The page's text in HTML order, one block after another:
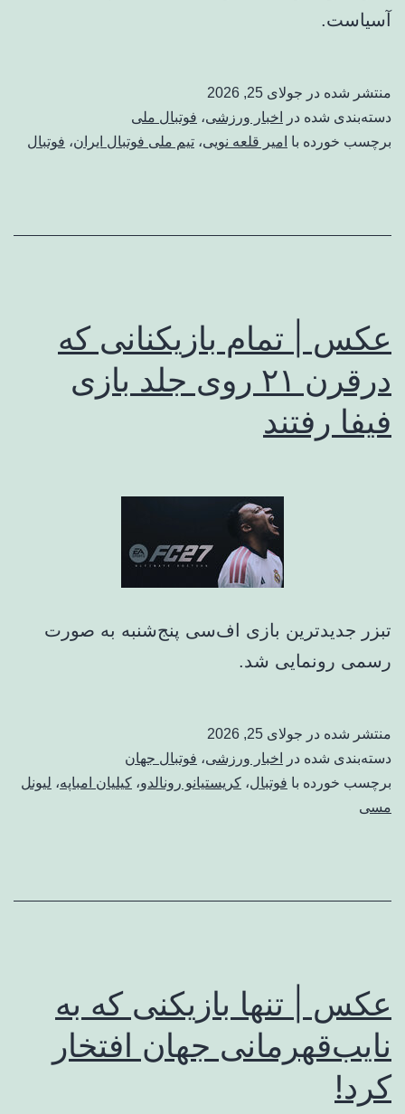
آسیاست.
منتشر شده در جولای 25, 2026
دسته‌بندی شده در
اخبار ورزشی، فوتبال ملی
برچسب خورده با امیر قلعه نویی، تیم ملی فوتبال ایران، فوتبال
عکس | تمام بازیکنانی که
درقرن ۲۱ روی جلد بازی
فیفا رفتند
تبزر جدیدترین بازی اف‌سی پنج‌شنبه به صورت
رسمی رونمایی شد.
منتشر شده در جولای 25, 2026
دسته‌بندی شده در
اخبار ورزشی، فوتبال جهان
برچسب خورده با فوتبال، کریستیانو رونالدو، کیلیان امباپه، لیونل
مسی
عکس | تنها بازیکنی که به
نایب‌قهرمانی جهان افتخار
کرد!